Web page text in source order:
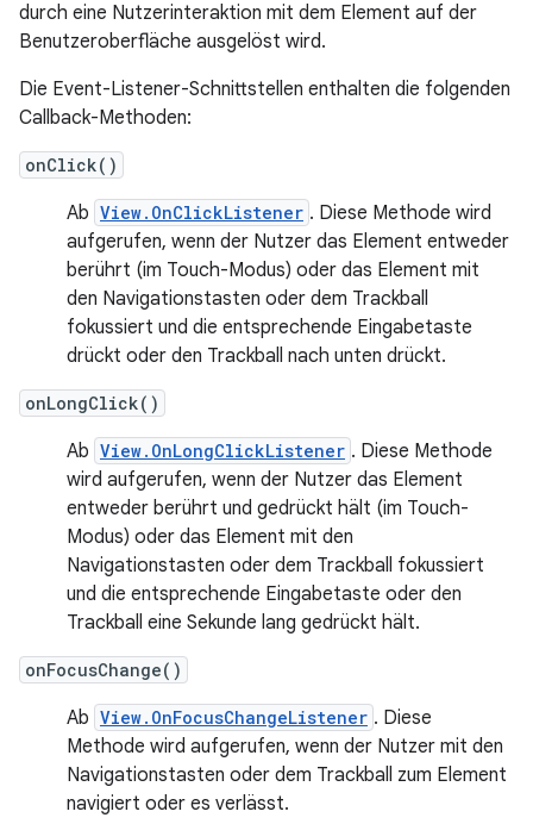
durch eine Nutzerinteraktion mit dem Element auf der
Benutzeroberfläche ausgelöst wird.
Die Event-Listener-Schnittstellen enthalten die folgenden
Callback-Methoden:
onClick()
Ab View.OnClickListener . Diese Methode wird
aufgerufen, wenn der Nutzer das Element entweder
berührt (im Touch-Modus) oder das Element mit
den Navigationstasten oder dem Trackball
fokussiert und die entsprechende Eingabetaste
drückt oder den Trackball nach unten drückt.
onLongClick()
Ab View.OnLongClickListener . Diese Methode
wird aufgerufen, wenn der Nutzer das Element
entweder berührt und gedrückt hält (im Touch-
Modus) oder das Element mit den
Navigationstasten oder dem Trackball fokussiert
und die entsprechende Eingabetaste oder den
Trackball eine Sekunde lang gedrückt hält.
onFocusChange()
Ab View.OnFocusChangeListener . Diese
Methode wird aufgerufen, wenn der Nutzer mit den
Navigationstasten oder dem Trackball zum Element
navigiert oder es verlässt.